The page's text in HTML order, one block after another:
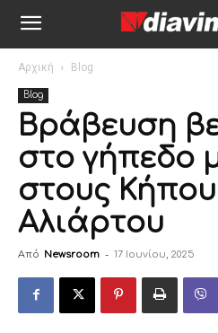
Αρχική Blog
Blog
Βράβευση
στο γήπεδο
στους
Αλιάρτου
Από Newsroom - 17 Ιουνίου, 2025